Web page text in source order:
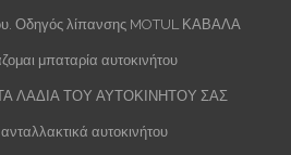
Οδηγός λίπανσης MOTUL ΚΑΒΑΛΑ
μπαταρία αυτοκινήτου
ΛΑΔΙΑ ΤΟΥ ΑΥΤΟΚΙΝΗΤΟΥ ΣΑΣ
αυτοκινήτου